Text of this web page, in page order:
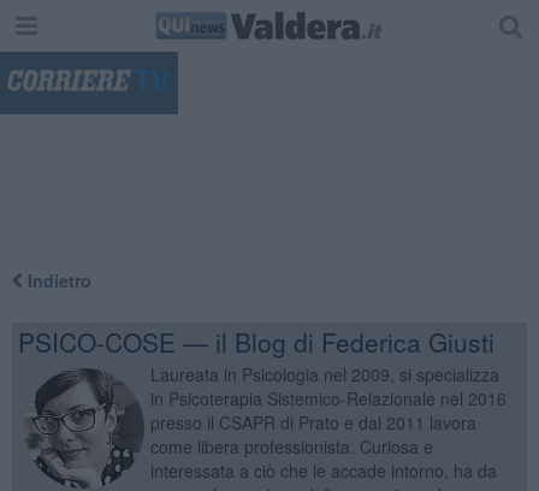
Indietro
PSICO-COSE — il Blog di Federica Giusti
Laureata in Psicologia nel 2009, si specializza
in Psicoterapia Sistemico-Relazionale nel 2016
presso il CSAPR di Prato e dal 2011 lavora
come libera professionista. Curiosa e
interessata a ciò che le accade intorno, ha da